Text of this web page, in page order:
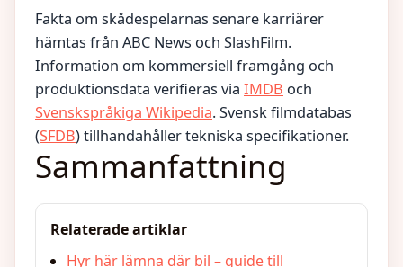
Fakta om skådespelarnas senare karriärer
hämtas från ABC News och SlashFilm.
Information om kommersiell framgång och
produktionsdata verifieras via IMDB och
Svenskspråkiga Wikipedia. Svensk filmdatabas
(SFDB) tillhandahåller tekniska specifikationer.
Sammanfattning
Relaterade artiklar
Hyr här lämna där bil – guide till